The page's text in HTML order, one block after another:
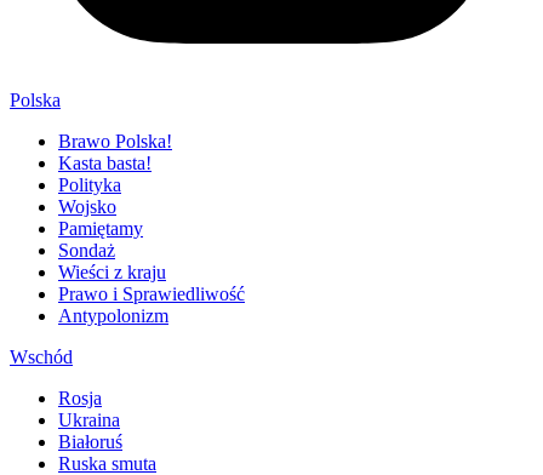
Polska
Brawo Polska!
Kasta basta!
Polityka
Wojsko
Pamiętamy
Sondaż
Wieści z kraju
Prawo i Sprawiedliwość
Antypolonizm
Wschód
Rosja
Ukraina
Białoruś
Ruska smuta